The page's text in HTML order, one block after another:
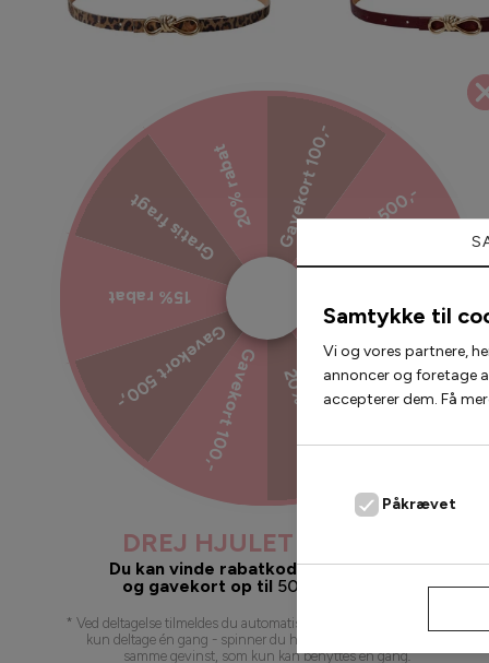
Samtykke til
Vi og vores partnere,
annoncer og foretage
accepterer dem. Få
Påkrævet
Black Colour Bælte - Sophy -
Natural Leo
298,00 kr
Black Colour Bælte -
2 for 200,-
Gavekort 100,-
Gavekort 500,-
Gratis fragt
20% rabat
Gavekort 100,-
Gavekort 500,-
15% rabat
Gratis fragt20% rabat
DREJ HJULET OG VIND
Du kan vinde rabatkoder, gratis fragt
og gavekort op til 500
* Ved deltagelse tilmeldes du automatisk vores nyhedsbrev. Du kan
kun deltage én gang - spinner du hjulet flere gange, vil du få
samme gevinst, som kun kan benyttes én gang.